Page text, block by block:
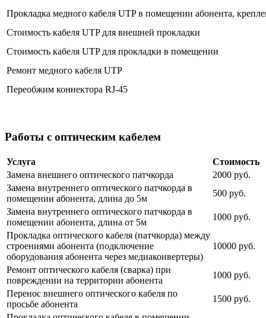
Прокладка медного кабеля UTP в помещении абонента,
Стоимость кабеля UTP для внешней прокладки
Стоимость кабеля UTP для прокладки в помещении
Ремонт медного кабеля UTP
Переобжим коннектора RJ-45
Работы с оптическим кабелем
Услуга
Стоимость
Замена внешнего оптического патчкорда
2000 руб.
Замена внутреннего оптического патчкорда в
помещении абонента, длина до 5м
500 руб.
Замена внутреннего оптического патчкорда в
помещении абонента, длина от 5м
1000 руб.
Прокладка оптического кабеля (патчкорда) между
строениями абонента (подключение
оборудования абонента через медиаконвертеры)
10000 руб.
Ремонт оптического кабеля (сварка) при
повреждении на территории абонента
1000 руб.
Перенос внешнего оптического кабеля по
просьбе абонента
1500 руб.